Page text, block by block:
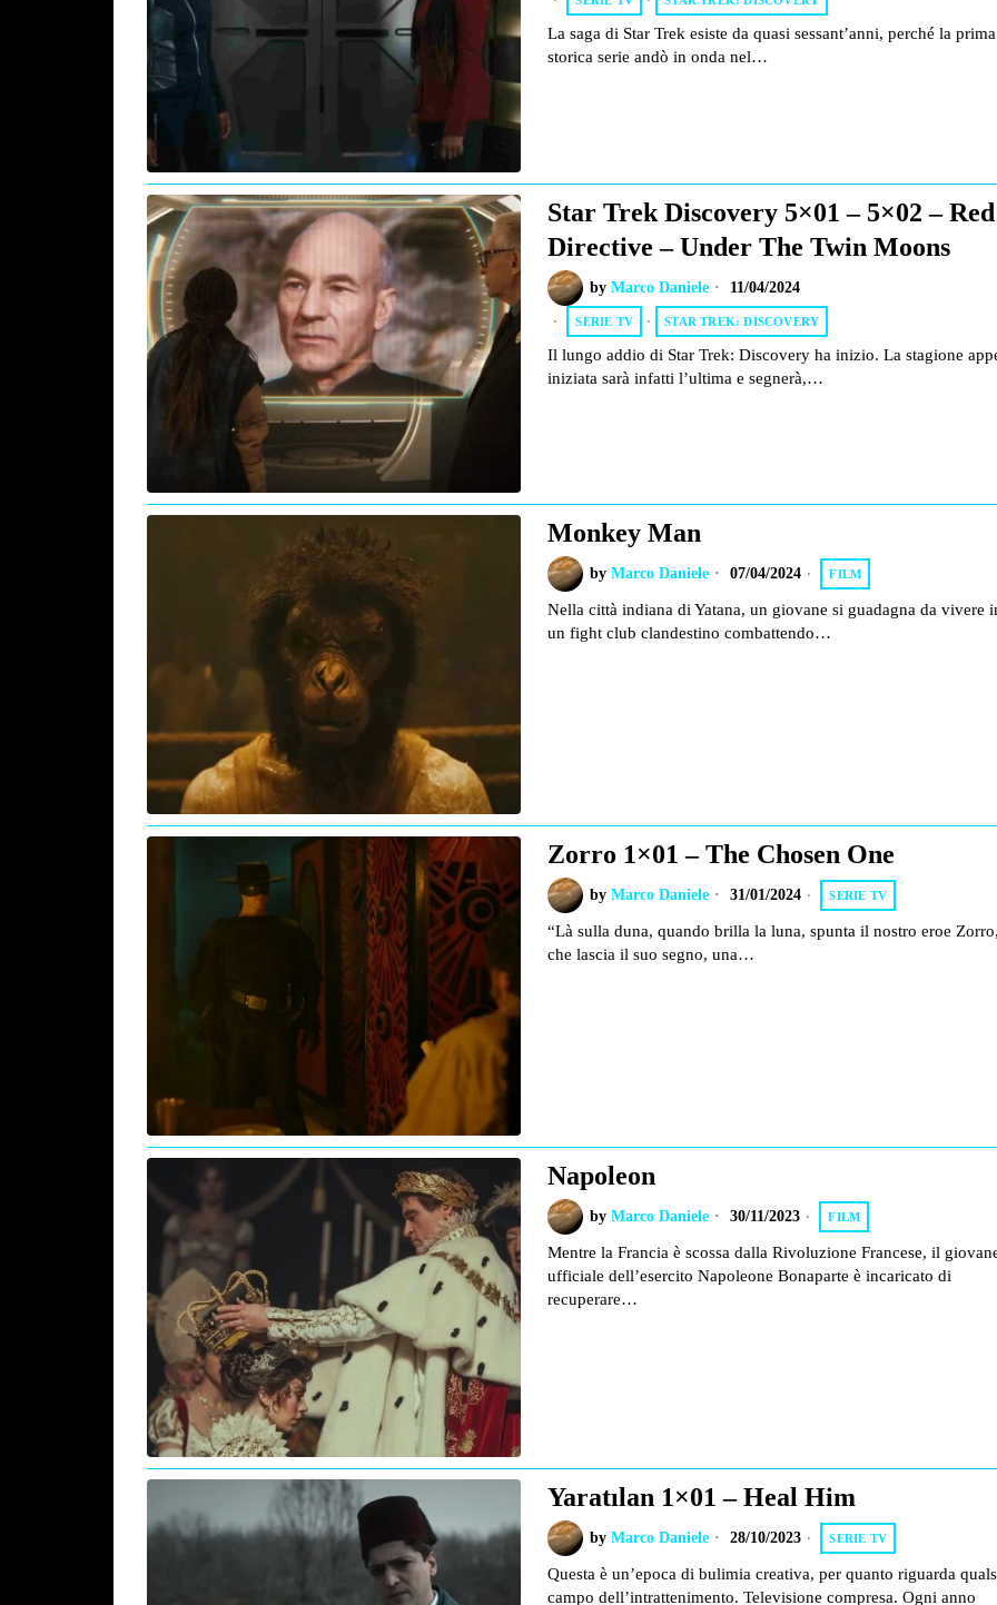
La saga di Star Trek esiste da quasi sessant’anni, perché la prima
storica serie andò in onda nel…
Star Trek Discovery 5×01 – 5×02 – Red
Directive – Under The Twin Moons
by Marco Daniele 11/04/2024
SERIE TV · STAR TREK: DISCOVERY
Il lungo addio di Star Trek: Discovery ha inizio. La stagione
iniziata sarà infatti l’ultima e segnerà,…
Monkey Man
by Marco Daniele 07/04/2024 FILM
Nella città indiana di Yatana, un giovane si guadagna da vivere
un fight club clandestino combattendo…
Zorro 1×01 – The Chosen One
by Marco Daniele 31/01/2024 SERIE TV
“Là sulla duna, quando brilla la luna, spunta il nostro eroe
che lascia il suo segno, una…
Napoleon
by Marco Daniele 30/11/2023 FILM
Mentre la Francia è scossa dalla Rivoluzione Francese, il
ufficiale dell’esercito Napoleone Bonaparte è incaricato di
recuperare…
Yaratılan 1×01 – Heal Him
by Marco Daniele 28/10/2023 SERIE TV
Questa è un’epoca di bulimia creativa, per quanto riguarda
campo dell’intrattenimento. Televisione compresa. Ogni anno